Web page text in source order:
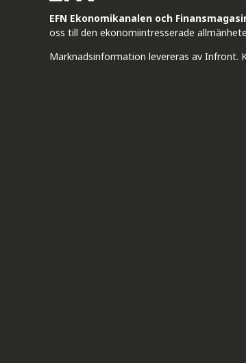
EFN Ekonomikanalen och
oss till den ekonomiintresserade
Marknadsinformation levereras av Infront.